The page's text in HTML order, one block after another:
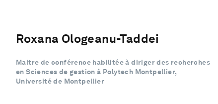
Roxana Ologeanu-Taddei
Maitre de conférence habilitée à diriger des recherches
en Sciences de gestion à Polytech Montpellier,
Université de Montpellier